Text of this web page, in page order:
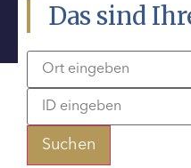
Das sind
Suchen